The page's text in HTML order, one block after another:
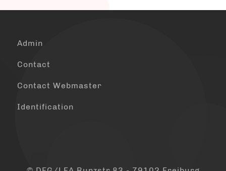
Admin
Contact
Contact Webmaster
Identification